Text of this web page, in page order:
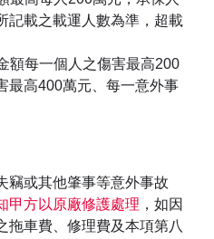
記載之載運人數為準，超載
額每一個人之傷害最高200
最高400萬元、每一意外事
竊或其他肇事等意外事故
甲方以原廠修護處理 ，如因
拖車費、修理費及本項第八